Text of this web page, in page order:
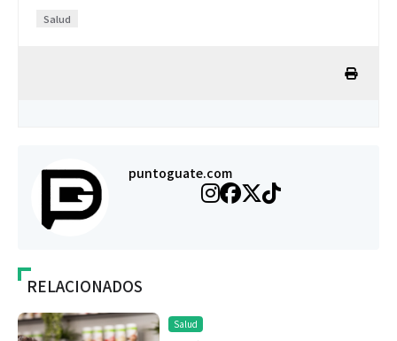
Salud
puntoguate.com
RELACIONADOS
Salud